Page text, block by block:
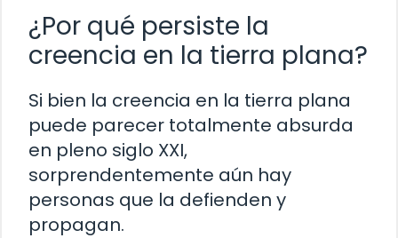
¿Por qué persiste la
creencia en la tierra plana?
Si bien la creencia en la tierra plana
puede parecer totalmente absurda
en pleno siglo XXI,
sorprendentemente aún hay
personas que la defienden y
propagan.